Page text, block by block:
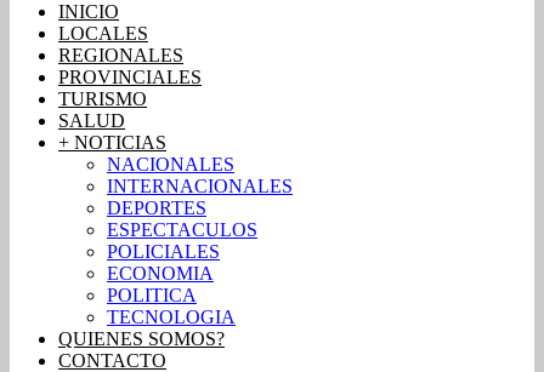
INICIO
LOCALES
REGIONALES
PROVINCIALES
TURISMO
SALUD
+ NOTICIAS
NACIONALES
INTERNACIONALES
DEPORTES
ESPECTACULOS
POLICIALES
ECONOMIA
POLITICA
TECNOLOGIA
QUIENES SOMOS?
CONTACTO